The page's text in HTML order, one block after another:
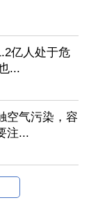
亿人处于危
...
空气污染，容
注...